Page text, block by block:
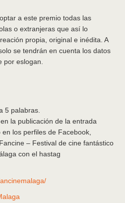
a este premio todas las
o extranjeras que así lo
propia, original e inédita. A
se tendrán en cuenta los datos
por eslogan.
5 palabras.
la publicación de la entrada
los perfiles de Facebook,
– Festival de cine fantástico
con el hastag